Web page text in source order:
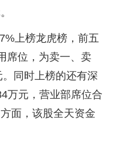
上榜龙虎榜，前五
席位，为卖一、卖
同时上榜的还有深
万元，营业部席位合
面，该股全天资金